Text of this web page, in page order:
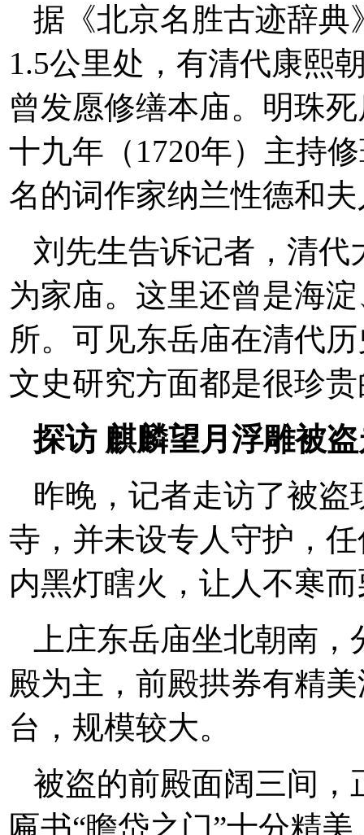
据《北京名胜古迹辞
1.5公里处，有清代康熙
曾发愿修缮本庙。明珠
十九年（1720年）主持
名的词作家纳兰性德和
刘先生告诉记者，清
为家庙。这里还曾是海
所。可见东岳庙在清代
文史研究方面都是很珍
探访 麒麟望月浮雕被
昨晚，记者走访了被
寺，并未设专人守护，
内黑灯瞎火，让人不寒
上庄东岳庙坐北朝南
殿为主，前殿拱券有精
台，规模较大。
被盗的前殿面阔三间
匾书“瞻岱之门”十分精